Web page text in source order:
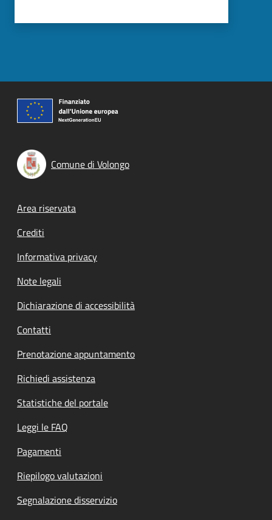
Comune di Volongo
Footer menu
Area riservata
Crediti
Informativa privacy
Note legali
Dichiarazione di accessibilità
Contatti
Prenotazione appuntamento
Richiedi assistenza
Statistiche del portale
Leggi le FAQ
Pagamenti
Riepilogo valutazioni
Segnalazione disservizio